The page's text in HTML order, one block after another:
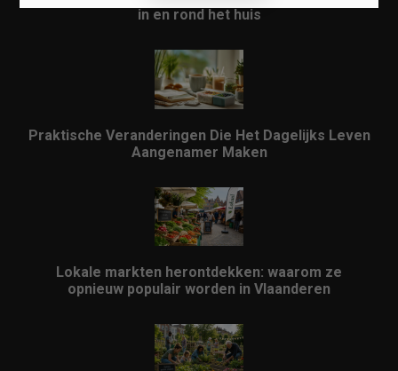
in en rond het huis
Praktische Veranderingen Die Het Dagelijks Leven
Aangenamer Maken
Lokale markten herontdekken: waarom ze
opnieuw populair worden in Vlaanderen